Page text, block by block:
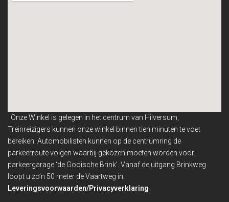
Onze Winkel is gelegen in het centrum van Hilversum,
Treinreizigers kunnen onze winkel binnentien minuten te voet
bereiken. Automobilisten kunnen op de centrumring de
parkeerroute volgen waarbij gekozen moeten worden voor
parkeergarage ‘de Gooische Brink’. Vanaf de uitgang Brinkweg
loopt u zo’n 50 meter de Vaartweg in.
Leveringsvoorwaarden/Privacyverklaring